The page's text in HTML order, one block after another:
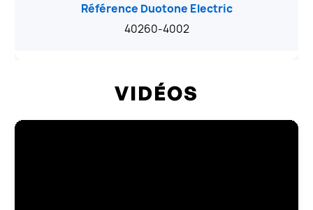
Référence Duotone Electric
40260-4002
VIDÉOS